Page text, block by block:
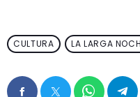
CULTURA LA LARGA